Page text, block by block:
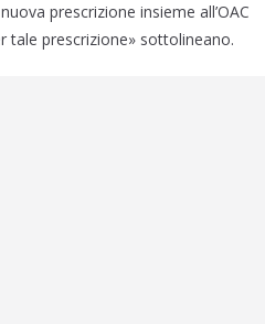
prescrizione insieme all’OAC
tale prescrizione» sottolineano.